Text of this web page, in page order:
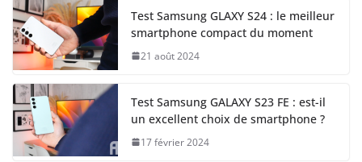
Test Samsung GLAXY S24 : le meilleur
smartphone compact du moment
21 août 2024
Test Samsung GALAXY S23 FE : est-il
un excellent choix de smartphone ?
17 février 2024